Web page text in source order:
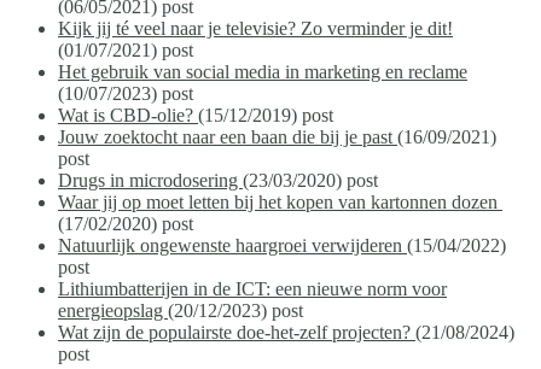
(06/05/2021) post
Kijk jij té veel naar je televisie? Zo verminder je dit!
(01/07/2021) post
Het gebruik van social media in marketing en reclame
(10/07/2023) post
Wat is CBD-olie? (15/12/2019) post
Jouw zoektocht naar een baan die bij je past (16/09/2021)
post
Drugs in microdosering (23/03/2020) post
Waar jij op moet letten bij het kopen van kartonnen dozen
(17/02/2020) post
Natuurlijk ongewenste haargroei verwijderen (15/04/2022)
post
Lithiumbatterijen in de ICT: een nieuwe norm voor
energieopslag (20/12/2023) post
Wat zijn de populairste doe-het-zelf projecten? (21/08/2024)
post